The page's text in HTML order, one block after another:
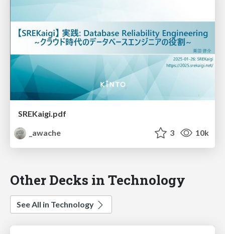
SREKaigi.pdf
_awache
3 10k
Other Decks in Technology
See All in Technology